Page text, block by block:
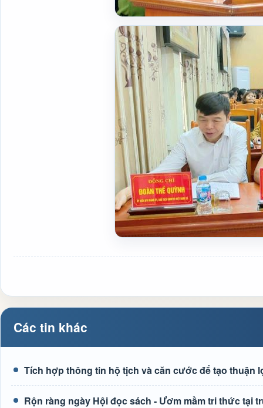
Các tin khác
Tích hợp thông tin hộ tịch và căn cước để tạo thuận
Rộn ràng ngày Hội đọc sách - Ươm mầm tri thức tại